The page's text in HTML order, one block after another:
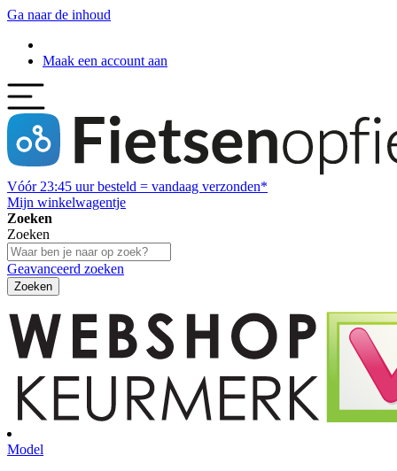
Ga naar de inhoud
Maak een account aan
Vóór 23:45 uur besteld = vandaag verzonden*
Mijn winkelwagentje
Zoeken
Zoeken
Geavanceerd zoeken
Zoeken
Model